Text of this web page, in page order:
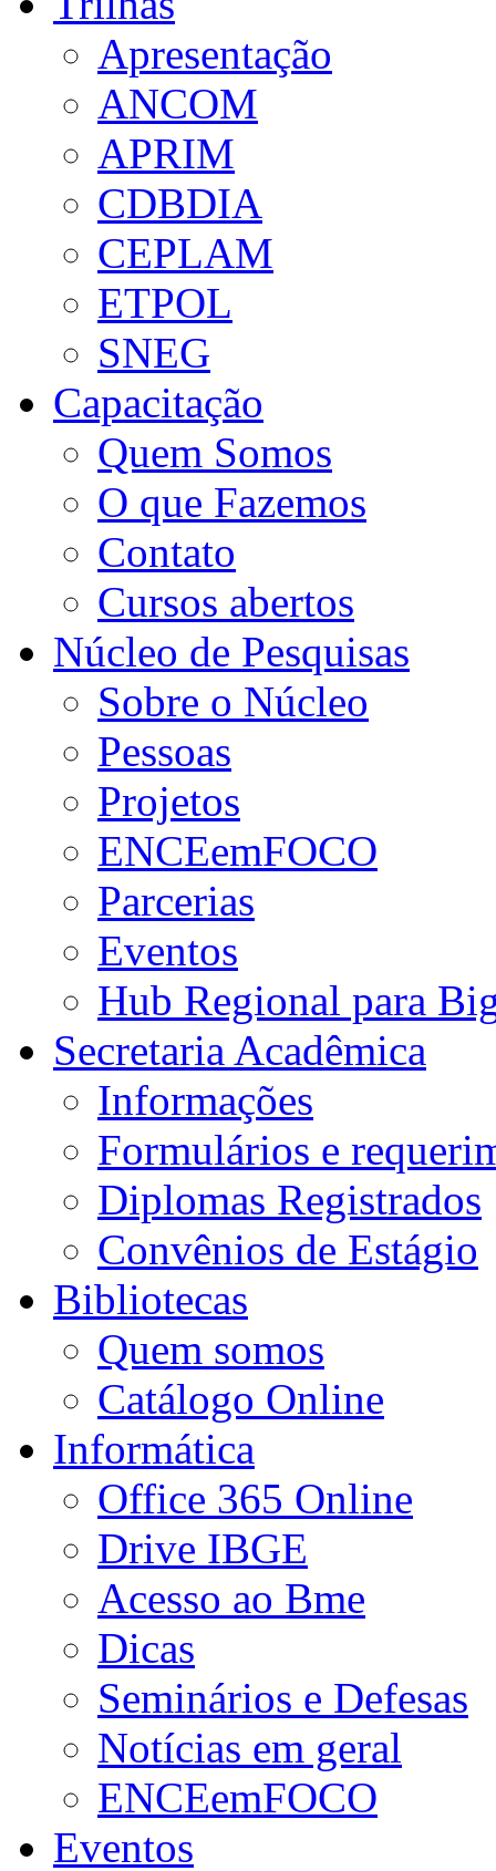
Apresentação
ANCOM
APRIM
CDBDIA
CEPLAM
ETPOL
SNEG
Capacitação
Quem Somos
O que Fazemos
Contato
Cursos abertos
Núcleo de Pesquisas
Sobre o Núcleo
Pessoas
Projetos
ENCEemFOCO
Parcerias
Eventos
Hub Regional para
Secretaria Acadêmica
Informações
Formulários e
Diplomas Registrados
Convênios de Estágio
Bibliotecas
Quem somos
Catálogo Online
Informática
Office 365 Online
Drive IBGE
Acesso ao Bme
Dicas
Seminários e Defesas
Notícias em geral
ENCEemFOCO
Eventos